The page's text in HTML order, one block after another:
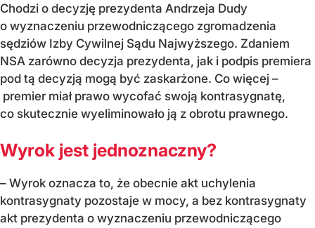
Chodzi o decyzję prezydenta Andrzeja Dudy
o wyznaczeniu przewodniczącego zgromadzenia
sędziów Izby Cywilnej Sądu Najwyższego. Zdaniem
NSA zarówno decyzja prezydenta, jak i podpis premiera
pod tą decyzją mogą być zaskarżone. Co więcej –
premier miał prawo wycofać swoją kontrasygnatę,
co skutecznie wyeliminowało ją z obrotu prawnego.
Wyrok jest jednoznaczny?
– Wyrok oznacza to, że obecnie akt uchylenia
kontrasygnaty pozostaje w mocy, a bez kontrasygnaty
akt prezydenta o wyznaczeniu przewodniczącego